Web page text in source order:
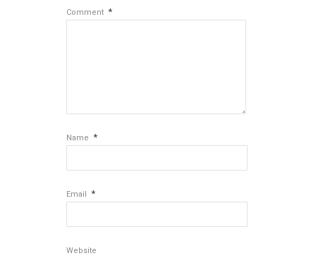
Comment *
Name *
Email *
Website